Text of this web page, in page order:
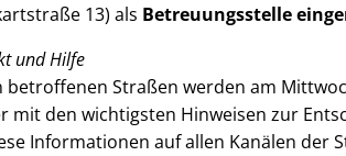
13) als Betreuungsstelle
und Hilfe
betroffenen Straßen werden am
mit den wichtigsten Hinweisen zur
Informationen auf allen Kanälen